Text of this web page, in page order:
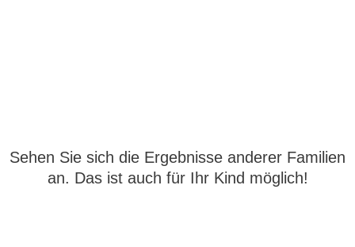
Sehen Sie sich die Ergebnisse anderer Familien
an. Das ist auch für Ihr Kind möglich!